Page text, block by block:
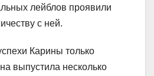
лейблов проявили
с ней.
Карины только
выпустила несколько